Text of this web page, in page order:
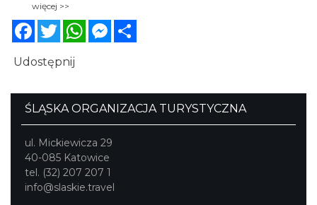
się do bezpośredniego spożycia jak również na
przetwory m.in. na wyśmienite powidła, które swój
niepowtarzalny smak i aromat zawdzięczają
właśnie słodkim śliwkom żniwkom.
więcej >>
FacebookTwitterWhatsAppMessenger
Udostępnij
ŚLĄSKA ORGANIZACJA TURYSTYCZNA
ul. Mickiewicza 29
40-085 Katowice
tel. (32) 207 207 1
info@slaskie.travel